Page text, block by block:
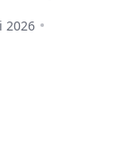
z RTX-
2026